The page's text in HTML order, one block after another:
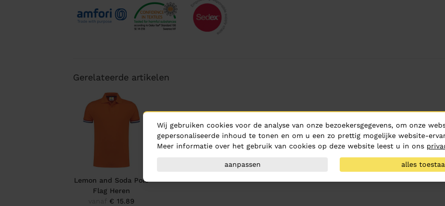
Gerelateerde artikelen
Lemon and Soda Polo
Flag Heren
€ 15.89
Wij gebruiken cookies voor de analyse van onze bezoekersgegevens, om onze
gepersonaliseerde inhoud te tonen en om u een zo prettig mogelijke website-
Meer informatie over het gebruik van cookies op deze website leest u in ons
aanpassen alles